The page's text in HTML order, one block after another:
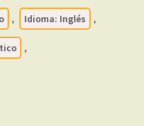
, Idioma: Inglés ,
,